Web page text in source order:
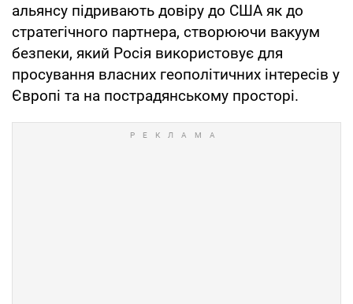
альянсу підривають довіру до США як до
стратегічного партнера, створюючи вакуум
безпеки, який Росія використовує для
просування власних геополітичних інтересів у
Європі та на пострадянському просторі.